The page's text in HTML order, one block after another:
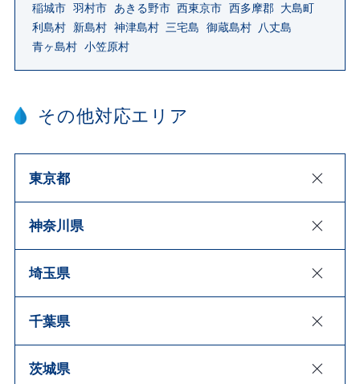
稲城市 羽村市 あきる野市 西東京市 西多摩郡 大島町
利島村
新島村 神津島村 三宅島 御蔵島村
八丈島
青ヶ島村 小笠原村
その他対応エリア
東京都
神奈川県
埼玉県
千葉県
茨城県